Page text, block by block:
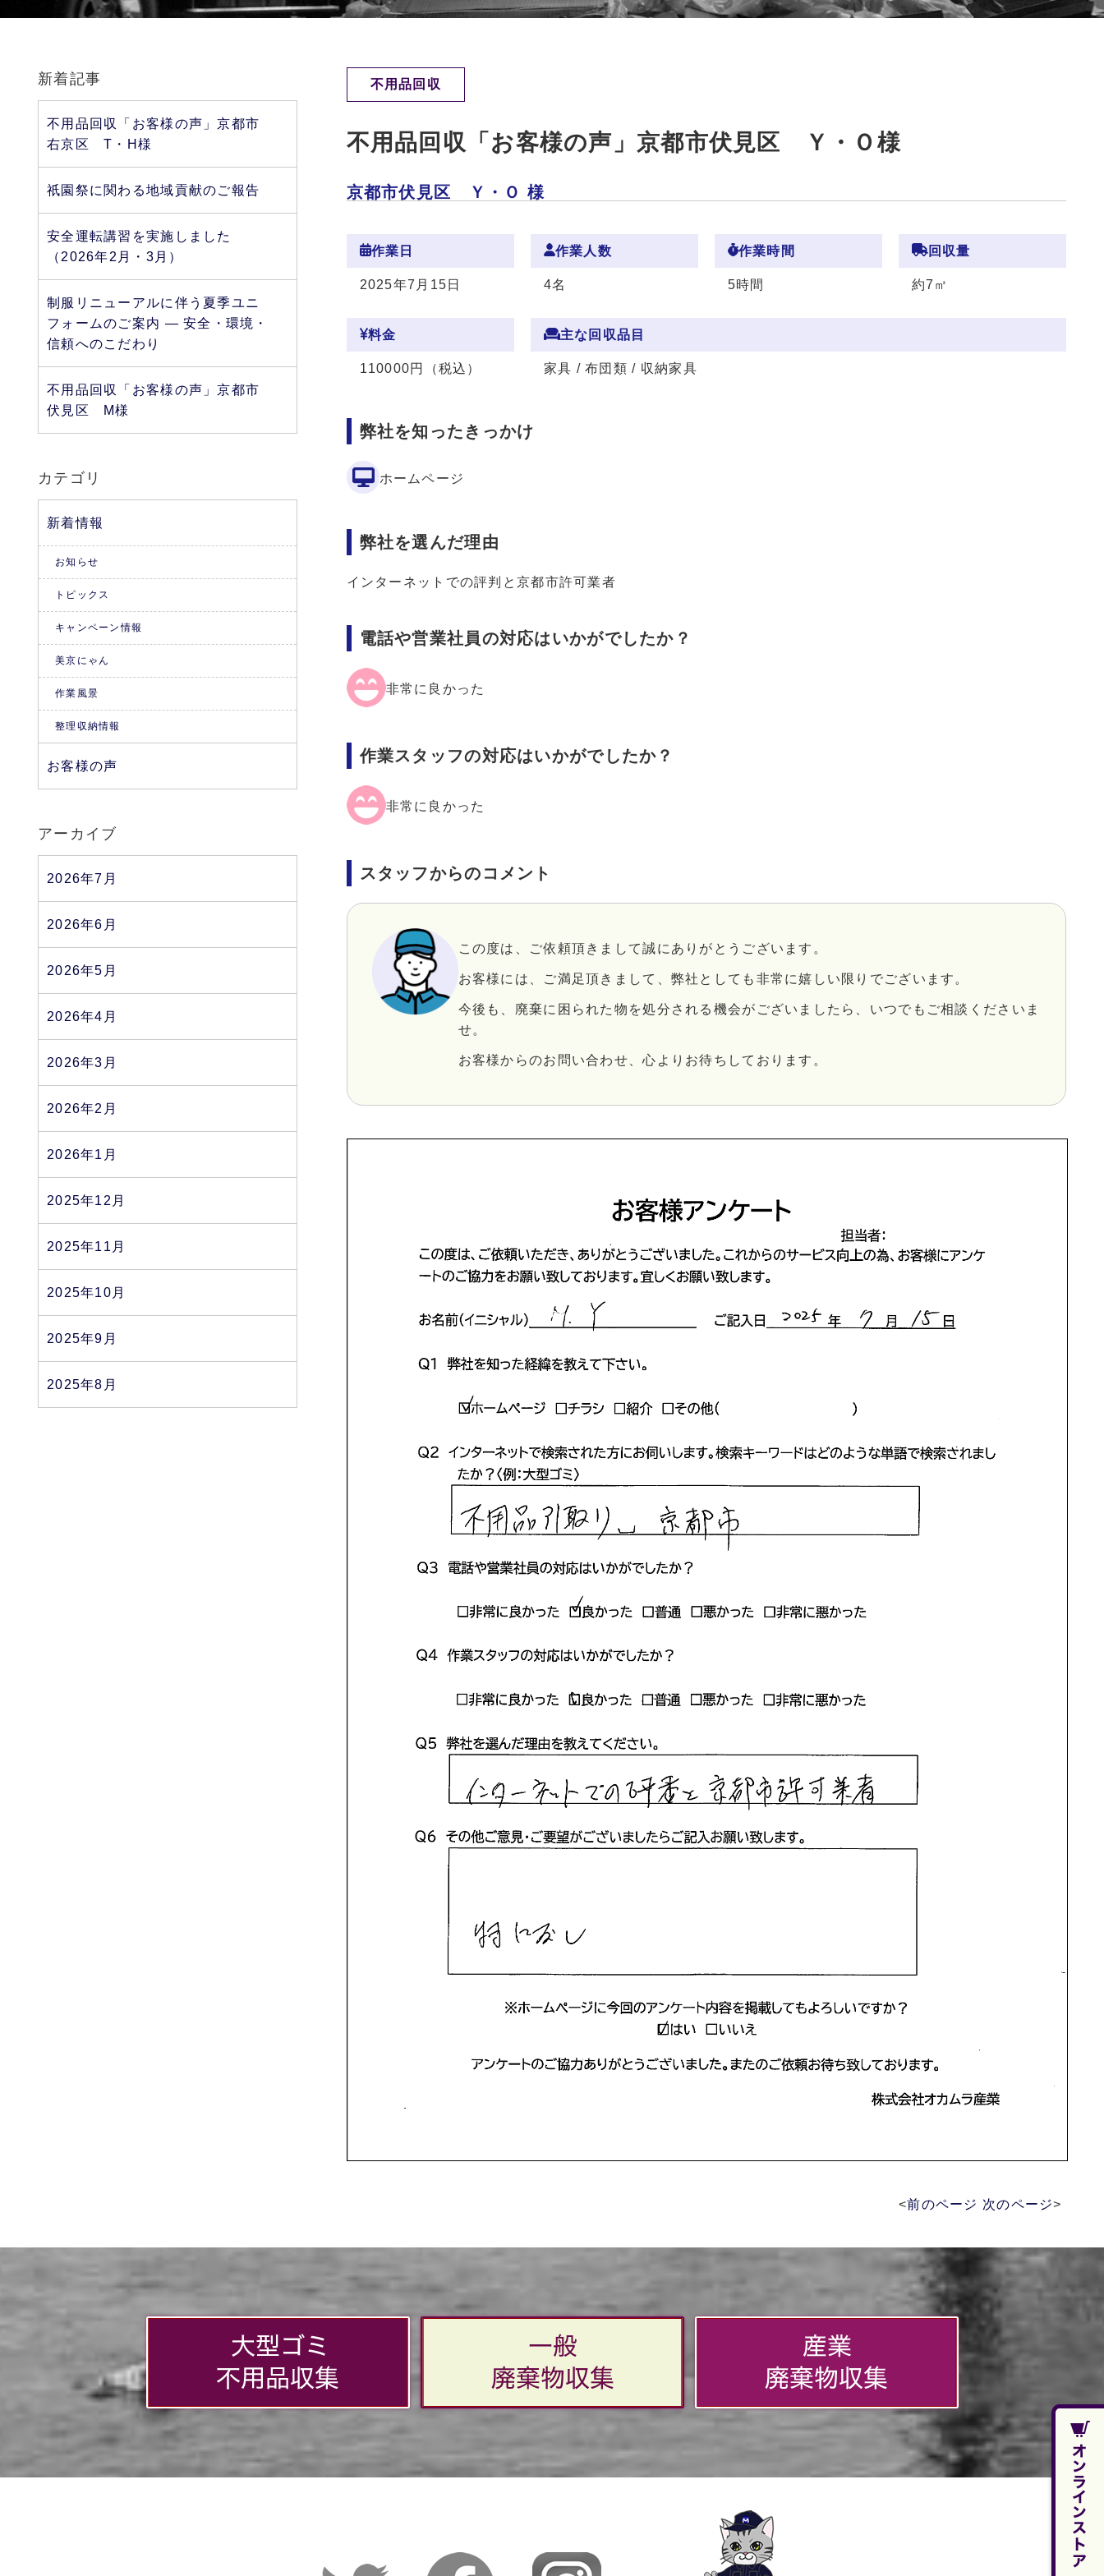
不用品回収
不用品回収「お客様の声」京都市伏見区 Ｙ・Ｏ様
京都市伏見区 Ｙ・Ｏ 様
作業日
2025年7月15日
作業人数
4名
作業時間
5時間
回収量
約7㎥
料金
110000円（税込）
主な回収品目
家具 / 布団類 / 収納家具
弊社を知ったきっかけ
ホームページ
弊社を選んだ理由
インターネットでの評判と京都市許可業者
電話や営業社員の対応はいかがでしたか？
非常に良かった
作業スタッフの対応はいかがでしたか？
非常に良かった
スタッフからのコメント
この度は、ご依頼頂きまして誠にありがとうございます。
お客様には、ご満足頂きまして、弊社としても非常に嬉しい限りでございます。
今後も、廃棄に困られた物を処分される機会がございましたら、いつでもご相談くださいま
せ。
お客様からのお問い合わせ、心よりお待ちしております。
<前のページ 次のページ>
新着記事
不用品回収「お客様の声」京都市
右京区 T・H様
祇園祭に関わる地域貢献のご報告
安全運転講習を実施しました
（2026年2月・3月）
制服リニューアルに伴う夏季ユニ
フォームのご案内 ― 安全・環境・
信頼へのこだわり
不用品回収「お客様の声」京都市
伏見区 M様
カテゴリ
新着情報
お知らせ
トピックス
キャンペーン情報
美京にゃん
作業風景
整理収納情報
お客様の声
アーカイブ
2026年7月
2026年6月
2026年5月
2026年4月
2026年3月
2026年2月
2026年1月
2025年12月
2025年11月
2025年10月
2025年9月
2025年8月